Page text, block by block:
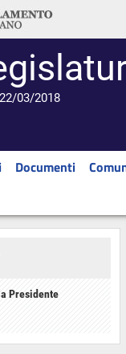
03/2018
Documenti
Presidente